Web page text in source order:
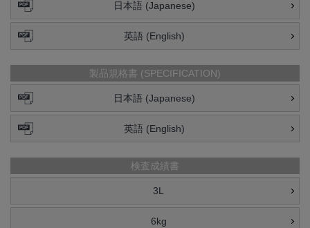
日本語 (Japanese)
英語 (English)
製品規格書 (SPECIFICATION)
日本語 (Japanese)
英語 (English)
検査成績書
3L
6kg